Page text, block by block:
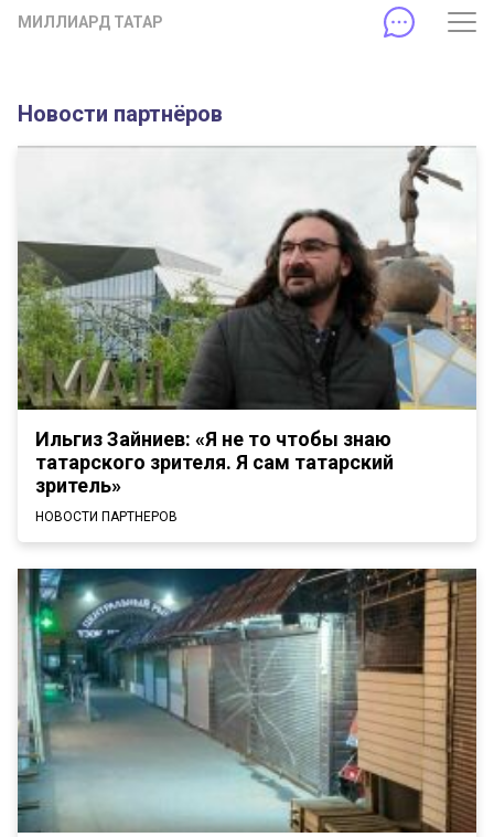
МИЛЛИАРД ТАТАР
Новости партнёров
Ильгиз Зайниев: «Я не то чтобы знаю
татарского зрителя. Я сам татарский
зритель»
НОВОСТИ ПАРТНЕРОВ